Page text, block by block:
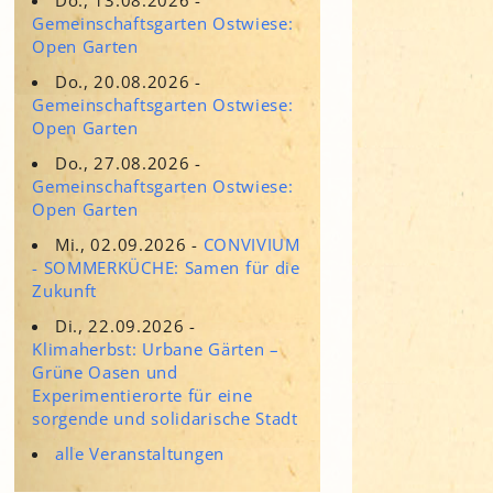
Grün in Sicht
Garten der Sinne
Interkultureller Garten
Blumenau
Kultgarten der WerkBox3
Piazza Zenetti
Südgarten
Tauschgarten Schwabing-
Milbertshofen
Waldschmausgarten
Adressen für Gartenbedarf
Erde & Kompost
Gemeinschaftsgarten Ostwiese:
Open Garten
Do., 20.08.2026 -
Gemeinschaftsgarten Ostwiese:
Open Garten
Do., 27.08.2026 -
Gemeinschaftsgarten Ostwiese:
Open Garten
Mi., 02.09.2026 - CONVIVIUM
- SOMMERKÜCHE: Samen für die
Zukunft
Di., 22.09.2026 -
Klimaherbst: Urbane Gärten –
Grüne Oasen und
Experimentierorte für eine
sorgende und solidarische Stadt
alle Veranstaltungen